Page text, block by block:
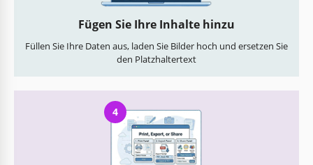
Fügen Sie Ihre Inhalte hinzu
Füllen Sie Ihre Daten aus, laden Sie Bilder hoch und ersetzen Sie
den Platzhaltertext
4